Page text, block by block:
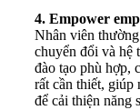
4. Empower
Nhân viên
chuyển đổi và hệ
đào tạo phù hợp,
rất cần thiết, giúp
để cải thiện năng